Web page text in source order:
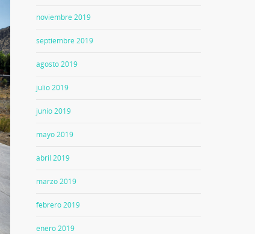
noviembre 2019
septiembre 2019
agosto 2019
julio 2019
junio 2019
mayo 2019
abril 2019
marzo 2019
febrero 2019
enero 2019